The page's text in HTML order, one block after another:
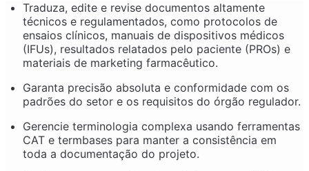
Traduza, edite e revise documentos altamente
técnicos e regulamentados, como protocolos de
ensaios clínicos, manuais de dispositivos médicos
(IFUs), resultados relatados pelo paciente (PROs) e
materiais de marketing farmacêutico.
Garanta precisão absoluta e conformidade com os
padrões do setor e os requisitos do órgão regulador.
Gerencie terminologia complexa usando ferramentas
CAT e termbases para manter a consistência em
toda a documentação do projeto.